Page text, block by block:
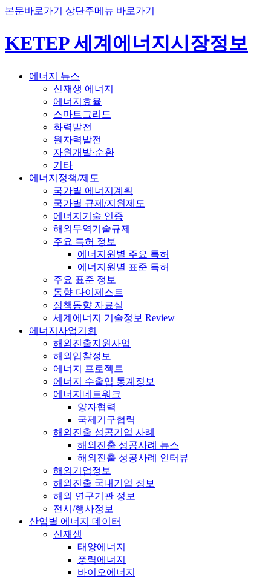
본문바로가기 상단주메뉴 바로가기
KETEP 세계에너지시장정보
에너지 뉴스
신재생 에너지
에너지효율
스마트그리드
화력발전
원자력발전
자원개발·순환
기타
에너지정책/제도
국가별 에너지계획
국가별 규제/지원제도
에너지기술 인증
해외무역기술규제
주요 특허 정보
에너지원별 주요 특허
에너지원별 표준 특허
주요 표준 정보
동향 다이제스트
정책동향 자료실
세계에너지 기술정보 Review
에너지사업기회
해외진출지원사업
해외입찰정보
에너지 프로젝트
에너지 수출입 통계정보
에너지네트워크
양자협력
국제기구협력
해외진출 성공기업 사례
해외진출 성공사례 뉴스
해외진출 성공사례 인터뷰
해외기업정보
해외진출 국내기업 정보
해외 연구기관 정보
전시/행사정보
산업별 에너지 데이터
신재생
태양에너지
풍력에너지
바이오에너지